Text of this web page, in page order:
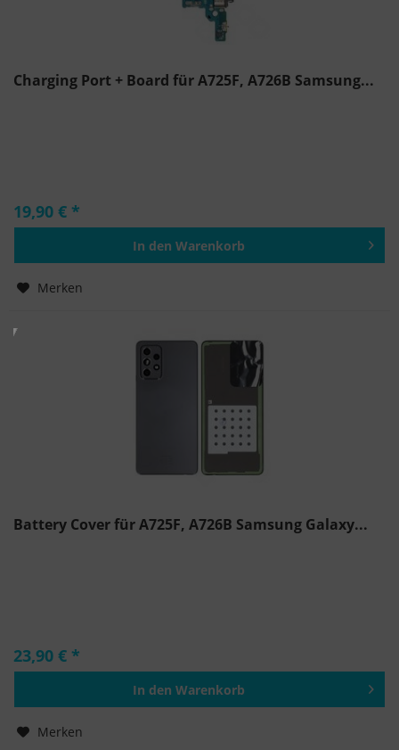
Charging Port + Board für A725F, A726B Samsung...
19,90 € *
In den Warenkorb
Merken
Battery Cover für A725F, A726B Samsung Galaxy...
23,90 € *
In den Warenkorb
Merken